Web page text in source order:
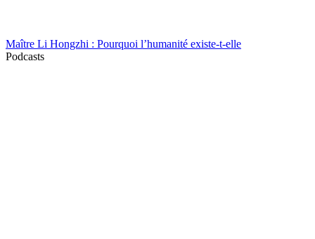
Maître Li Hongzhi : Pourquoi l’humanité existe-t-elle
Podcasts